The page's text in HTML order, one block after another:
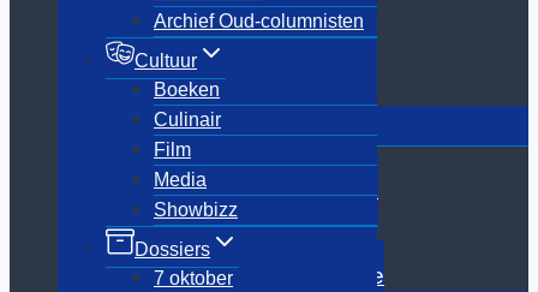
Archief Oud-columnisten
Cultuur
Boeken
Culinair
Film
Media
Showbizz
Dossiers
7 oktober
Film
Media
Showbizz
Dossiers submenu
7 oktober
Coldcase Anne Frank
Jodendom
Joodse feestdagen
Roofkunst en restitutie